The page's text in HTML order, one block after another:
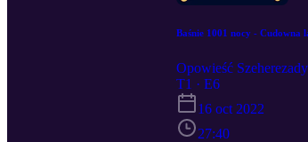
Baśnie 1001 nocy - Cudowna
Opowieść
T1 · E6
16 oct 2022
27:40